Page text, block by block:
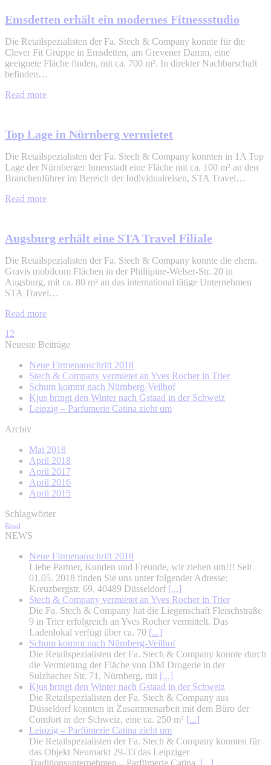
Emsdetten erhält ein modernes Fitnessstudio
Die Retailspezialisten der Fa. Stech & Company konnte für die
Clever Fit Gruppe in Emsdetten, am Grevener Damm, eine
geeignete Fläche finden, mit ca. 700 m². In direkter Nachbarschaft
befinden…
Read more
Top Lage in Nürnberg vermietet
Die Retailspezialisten der Fa. Stech & Company konnten in 1A Top
Lage der Nürnberger Innenstadt eine Fläche mit ca. 100 m² an den
Branchenführer im Bereich der Individualreisen, STA Travel…
Read more
Augsburg erhält eine STA Travel Filiale
Die Retailspezialisten der Fa. Stech & Company konnte die ehem.
Gravis mobilcom Flächen in der Philiipine-Welser-Str. 20 in
Augsburg, mit ca. 80 m² an das international tätige Unternehmen
STA Travel…
Read more
1 2
Neueste Beiträge
Neue Firmenanschrift 2018
Stech & Company vermietet an Yves Rocher in Trier
Schum kommt nach Nürnberg-Veilhof
Kjus bringt den Winter nach Gstaad in der Schweiz
Leipzig – Parfümerie Catina zieht um
Archiv
Mai 2018
April 2018
April 2017
April 2016
April 2015
Schlagwörter
Retail
NEWS
Neue Firmenanschrift 2018
Liebe Partner, Kunden und Freunde, wir ziehen um!!! Seit
01.05. 2018 finden Sie uns unter folgender Adresse:
Kreuzbergstr. 69, 40489 Düsseldorf [...]
Stech & Company vermietet an Yves Rocher in Trier
Die Fa. Stech & Company hat die Liegenschaft Fleischstraße
9 in Trier erfolgreich an Yves Rocher vermittelt. Das
Ladenlokal verfügt über ca. 70 [...]
Schum kommt nach Nürnberg-Veilhof
Die Retailspezialisten der Fa. Stech & Company konnte durch
die Vermietung der Fläche von DM Drogerie in der
Sulzbacher Str. 71, Nürnberg, mit [...]
Kjus bringt den Winter nach Gstaad in der Schweiz
Die Retailspezialisten der Fa. Stech & Company aus
Düsseldorf konnten in Zusammenarbeit mit dem Büro der
Comfort in der Schweiz, eine ca. 250 m² [...]
Leipzig – Parfümerie Catina zieht um
Die Retailspezialisten der Fa. Stech & Company konnten für
das Objekt Neumarkt 29-33 das Leipziger
Traditionsunternehmen – Parfümerie Catina, [...]